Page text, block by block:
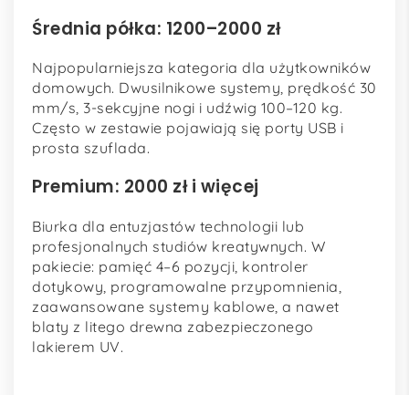
Średnia półka: 1200–2000 zł
Najpopularniejsza kategoria dla użytkowników
domowych. Dwusilnikowe systemy, prędkość 30
mm/s, 3-sekcyjne nogi i udźwig 100–120 kg.
Często w zestawie pojawiają się porty USB i
prosta szuflada.
Premium: 2000 zł i więcej
Biurka dla entuzjastów technologii lub
profesjonalnych studiów kreatywnych. W
pakiecie: pamięć 4–6 pozycji, kontroler
dotykowy, programowalne przypomnienia,
zaawansowane systemy kablowe, a nawet
blaty z litego drewna zabezpieczonego
lakierem UV.